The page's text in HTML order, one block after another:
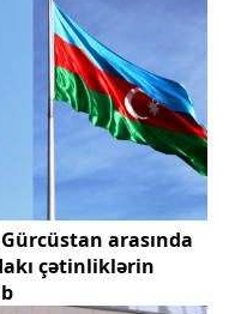
arasında
çətinliklərin